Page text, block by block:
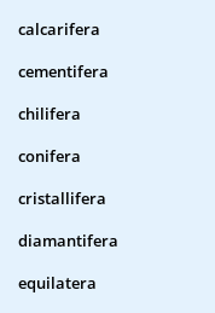
calcarifera
cementifera
chilifera
conifera
cristallifera
diamantifera
equilatera